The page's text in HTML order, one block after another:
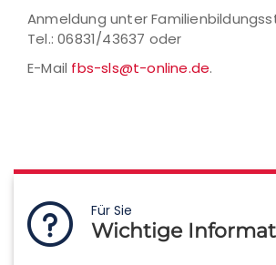
Anmeldung unter
Tel.: 06831/43637 oder
E-Mail fbs-sls@t-online.de.
Für Sie
Wichtige